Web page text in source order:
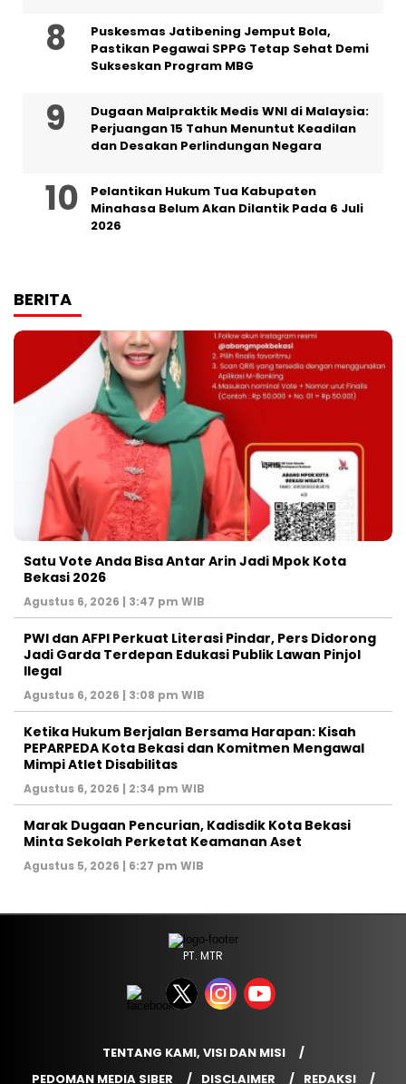
Puskesmas Jatibening Jemput Bola,
Pastikan Pegawai SPPG Tetap Sehat Demi
Sukseskan Program MBG
‎Dugaan Malpraktik Medis WNI di Malaysia:
Perjuangan 15 Tahun Menuntut Keadilan
dan Desakan Perlindungan Negara
Pelantikan Hukum Tua Kabupaten
Minahasa Belum Akan Dilantik Pada 6 Juli
2026
BERITA
Satu Vote Anda Bisa Antar Arin Jadi Mpok Kota
Bekasi 2026
Agustus 6, 2026 | 3:47 pm WIB
PWI dan AFPI Perkuat Literasi Pindar, Pers Didorong
Jadi Garda Terdepan Edukasi Publik Lawan Pinjol
Ilegal
Agustus 6, 2026 | 3:08 pm WIB
Ketika Hukum Berjalan Bersama Harapan: Kisah
PEPARPEDA Kota Bekasi dan Komitmen Mengawal
Mimpi Atlet Disabilitas
Agustus 6, 2026 | 2:34 pm WIB
‎Marak Dugaan Pencurian, Kadisdik Kota Bekasi
Minta Sekolah Perketat Keamanan Aset
Agustus 5, 2026 | 6:27 pm WIB
PT. MTR
TENTANG KAMI, VISI DAN MISI
PEDOMAN MEDIA SIBER
DISCLAIMER REDAKSI